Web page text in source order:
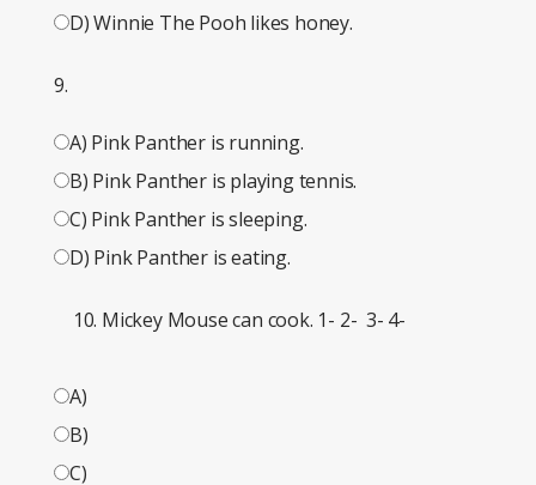
D) Winnie The Pooh likes honey.
9.
A) Pink Panther is running.
B) Pink Panther is playing tennis.
C) Pink Panther is sleeping.
D) Pink Panther is eating.
Mickey Mouse can cook. 1- 2- 3- 4-
A)
B)
C)